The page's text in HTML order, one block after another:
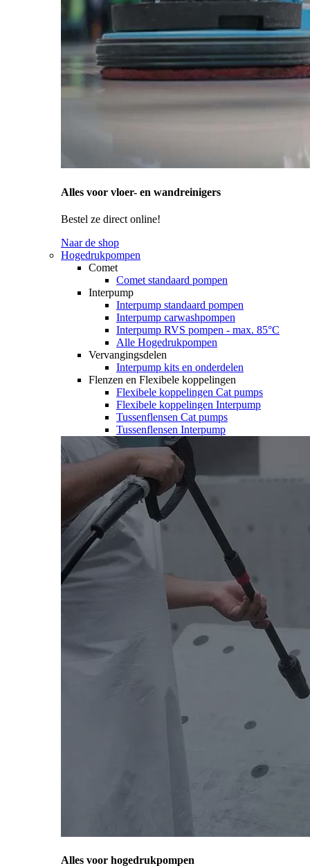
Alles voor vloer- en wandreinigers
Bestel ze direct online!
Naar de shop
Hogedrukpompen
Comet
Comet standaard pompen
Interpump
Interpump standaard pompen
Interpump carwashpompen
Interpump RVS pompen - max. 85°C
Alle Hogedrukpompen
Vervangingsdelen
Interpump kits en onderdelen
Flenzen en Flexibele koppelingen
Flexibele koppelingen Cat pumps
Flexibele koppelingen Interpump
Tussenflensen Cat pumps
Tussenflensen Interpump
Alles voor hogedrukpompen